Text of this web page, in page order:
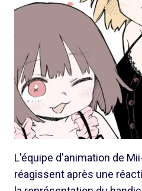
L'équipe d'animation de
réagissent après une